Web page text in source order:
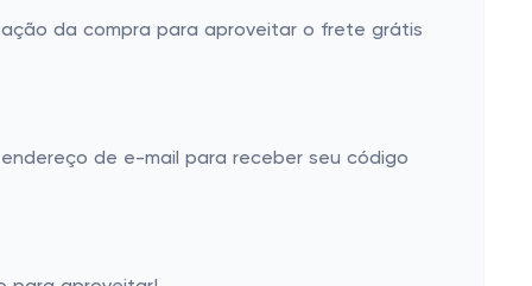
da compra para aproveitar o frete grátis
de e-mail para receber seu código